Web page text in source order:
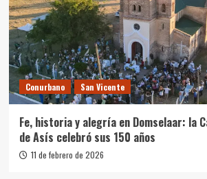
Conurbano San Vicente
Fe, historia y alegría en Domselaar: la
de Asís celebró sus 150 años
11 de febrero de 2026